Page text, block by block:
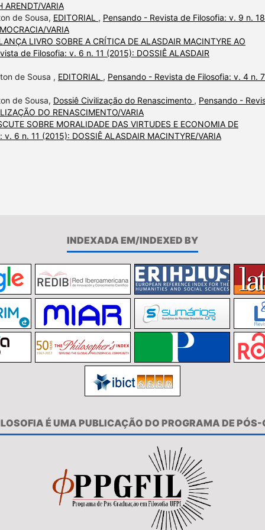
VARIA
de Sousa, EDITORIAL , Pensando - Revista de Filosofia: v. 9 n. 18
VARIA
LIVRO SOBRE A CRÍTICA DE ALASDAIR MACINTYRE AO
de Filosofia: v. 6 n. 11 (2015): DOSSIÊ ALASDAIR
de Sousa , EDITORIAL , Pensando - Revista de Filosofia: v. 4 n. 7
de Sousa, Dossiê Civilização do Renascimento , Pensando -
DO RENASCIMENTO/VARIA
SOBRE MORALIDADE DAS VIRTUDES E ECONOMIA DE
6 n. 11 (2015): DOSSIÊ ALASDAIR MACINTYRE/VARIA
INDEXADA EM/INDEXED BY
É UMA PUBLICAÇÃO DO PROGRAMA DE